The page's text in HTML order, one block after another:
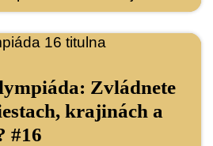
Zvládnete
krajinách a
#16